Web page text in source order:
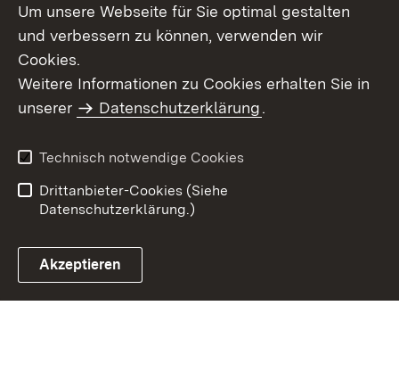
Benutzungshinweise
Erklärung zur
Um unsere Webseite für Sie optimal gestalten
und verbessern zu können, verwenden wir
Cookies.
Weitere Informationen zu Cookies erhalten Sie in
unserer
Datenschutzerklärung.
Technisch notwendige Cookies
Drittanbieter-Cookies (Siehe
Datenschutzerklärung.)
Akzeptieren